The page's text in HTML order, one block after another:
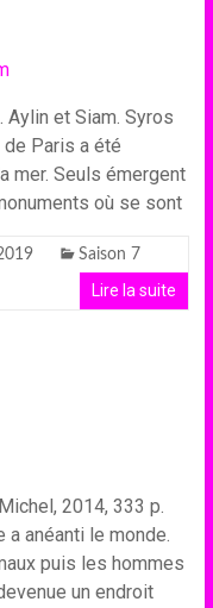
et Siam. Syros
Paris a été
mer. Seuls émergent
où se sont
Saison 7
Lire la suite
2014, 333 p.
a anéanti le monde.
puis les hommes
un endroit